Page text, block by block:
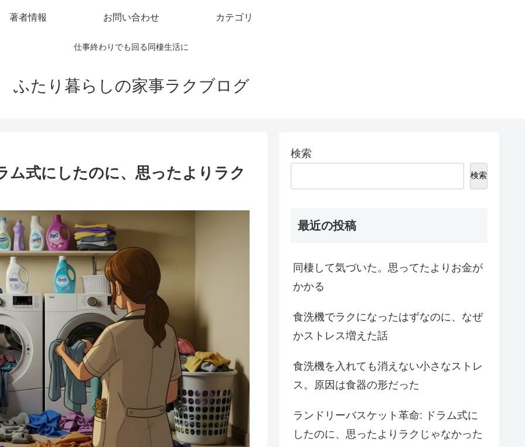
仕事終わりでも回る同棲生活に
ふたり暮らしの家事ラクブログ
著者情報 お問い合わせ カテゴリ
式にしたのに、思ったよりラク
検索
検索
最近の投稿
同棲して気づいた。思ってたよりお金が
かかる
食洗機でラクになったはずなのに、なぜ
かストレス増えた話
食洗機を入れても消えない小さなストレ
ス。原因は食器の形だった
ランドリーバスケット革命: ドラム式に
したのに、思ったよりラクじゃなかった